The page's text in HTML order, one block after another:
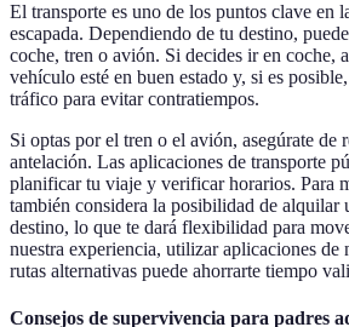
El transporte es uno de los puntos clave en
escapada. Dependiendo de tu destino,
coche, tren o avión. Si decides ir en coche,
vehículo esté en buen estado y, si es
tráfico para evitar contratiempos.
Si optas por el tren o el avión, asegúrate de
antelación. Las aplicaciones de transporte
planificar tu viaje y verificar horarios. Para
también considera la posibilidad de alquilar
destino, lo que te dará flexibilidad para
nuestra experiencia, utilizar aplicaciones de
rutas alternativas puede ahorrarte tiempo
Consejos de supervivencia para padres